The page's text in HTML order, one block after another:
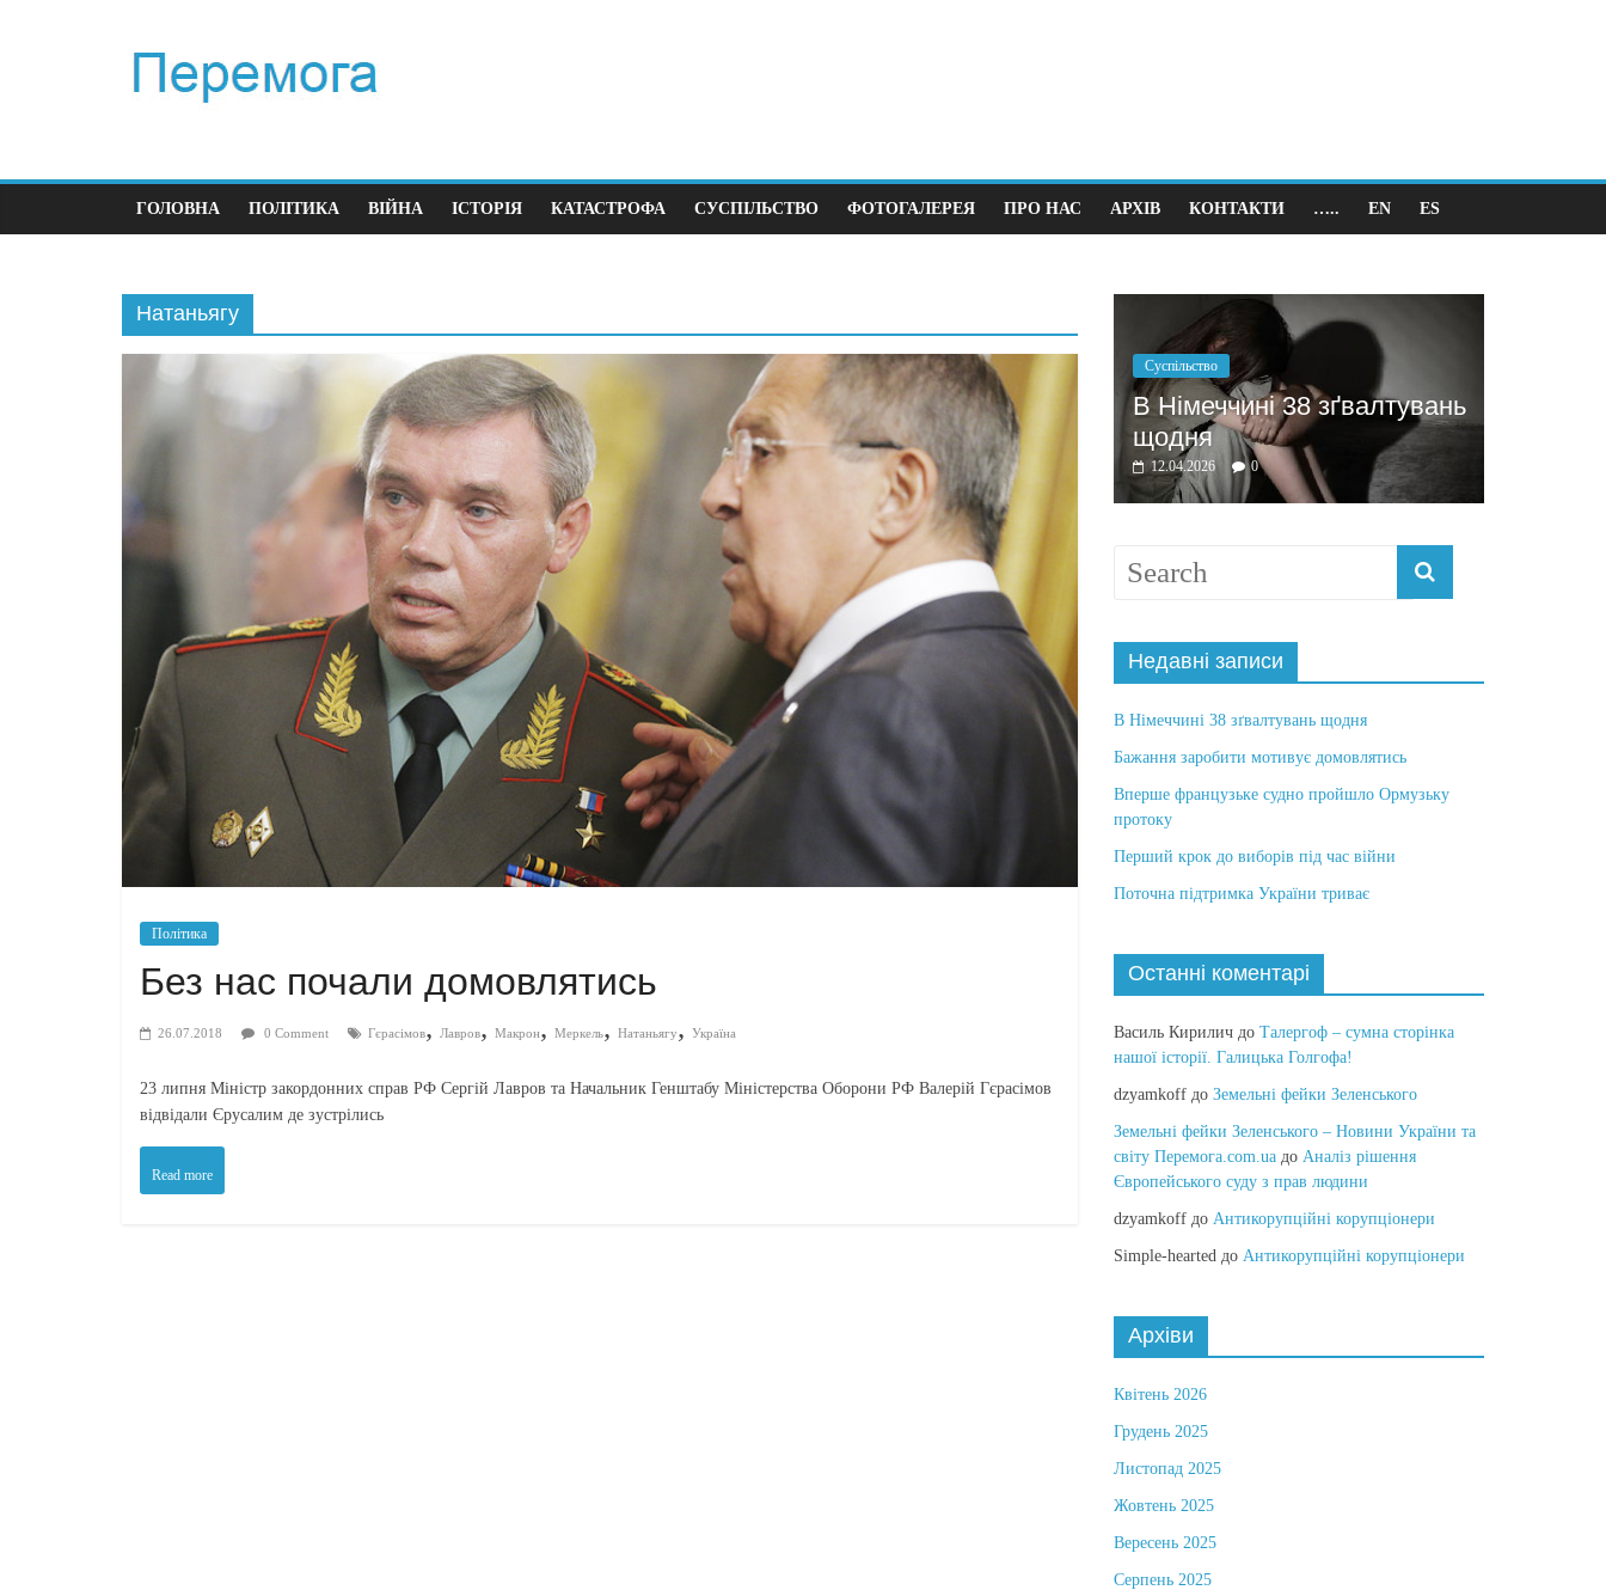
ГОЛОВНА ПОЛІТИКА ВІЙНА ІСТОРІЯ КАТАСТРОФА СУСПІЛЬСТВО ФОТОГАЛЕРЕЯ ПРО НАС АРХІВ КОНТАКТИ ….. EN ES
Натаньягу
Політика
Без нас почали домовлятись
26.07.2018 0 Comment Гєрасімов, Лавров, Макрон, Меркель, Натаньягу, Україна
23 липня Міністр закордонних справ РФ Сергій Лавров та Начальник Генштабу Міністерства Оборони РФ Валерій Гєрасімов
відвідали Єрусалим де зустрілись
Read more
Політика
Перший крок до виборів під
час війни
23.12.2025
Суспільство
В Німеччині 38 зґвалтувань
щодня
12.04.2026 0
Політика
Бажання заробити мотивує
домовлятись
03.04.2026
Недавні записи
В Німеччині 38 зґвалтувань щодня
Бажання заробити мотивує домовлятись
Вперше французьке судно пройшло Ормузьку
протоку
Перший крок до виборів під час війни
Поточна підтримка України триває
Останні коментарі
Василь Кирилич до Талергоф – сумна сторінка
нашої історії. Галицька Голгофа!
dzyamkoff до Земельні фейки Зеленського
Земельні фейки Зеленського – Новини України та
світу Перемога.com.ua до Аналіз рішення
Європейського суду з прав людини
dzyamkoff до Антикорупційні корупціонери
Simple-hearted до Антикорупційні корупціонери
Архіви
Квітень 2026
Грудень 2025
Листопад 2025
Жовтень 2025
Вересень 2025
Серпень 2025